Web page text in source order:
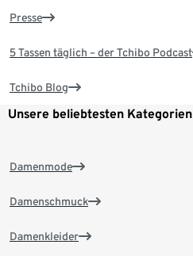
Presse
5 Tassen täglich – der Tchibo Podcast
Tchibo Blog
Unsere beliebtesten Kategorien
Damenmode
Damenschmuck
Damenkleider